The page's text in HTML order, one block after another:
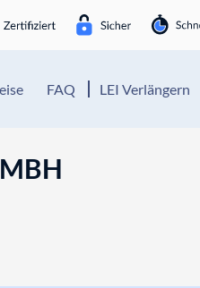
FAQ LEI Verlängern